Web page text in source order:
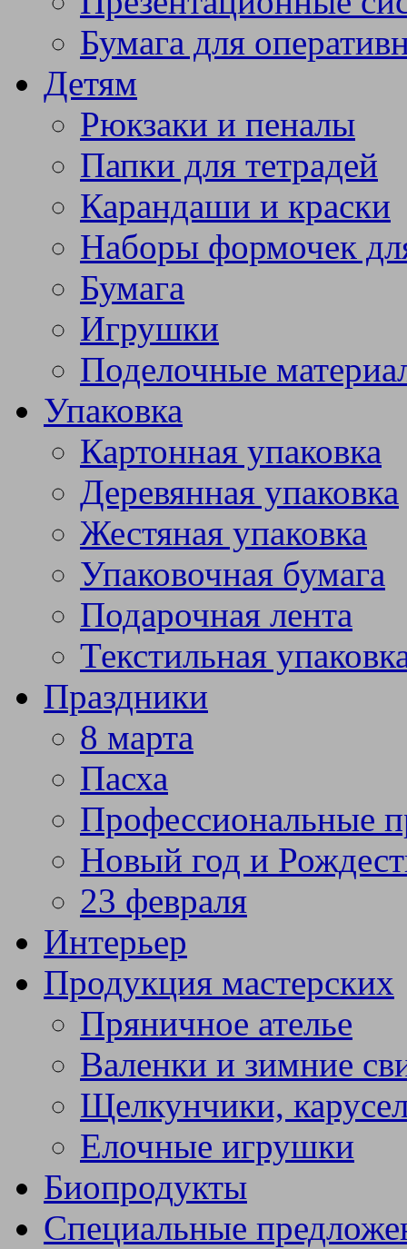
Бумага для
Детям
Рюкзаки и пеналы
Папки для тетрадей
Карандаши и краски
Наборы формочек
Бумага
Игрушки
Поделочные
Упаковка
Картонная упаковка
Деревянная упаковка
Жестяная упаковка
Упаковочная бумага
Подарочная лента
Текстильная
Праздники
8 марта
Пасха
Профессиональные
Новый год и
23 февраля
Интерьер
Продукция мастерских
Пряничное ателье
Валенки и зимние
Щелкунчики,
Елочные игрушки
Биопродукты
Специальные